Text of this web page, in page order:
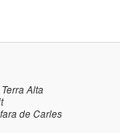
Alta
de Carles